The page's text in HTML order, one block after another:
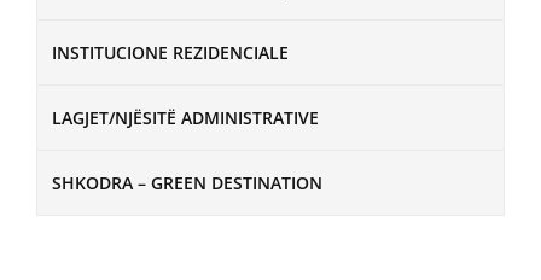
INSTITUCIONE REZIDENCIALE
LAGJET/NJËSITË ADMINISTRATIVE
SHKODRA – GREEN DESTINATION